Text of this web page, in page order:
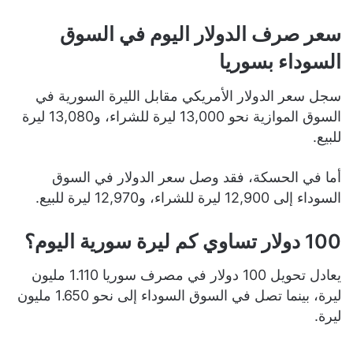
سعر صرف الدولار اليوم في السوق
السوداء بسوريا
سجل سعر الدولار الأمريكي مقابل الليرة السورية في
السوق الموازية نحو 13,000 ليرة للشراء، و13,080 ليرة
للبيع.
أما في الحسكة، فقد وصل سعر الدولار في السوق
السوداء إلى 12,900 ليرة للشراء، و12,970 ليرة للبيع.
100 دولار تساوي كم ليرة سورية اليوم؟
يعادل تحويل 100 دولار في مصرف سوريا 1.110 مليون
ليرة، بينما تصل في السوق السوداء إلى نحو 1.650 مليون
ليرة.